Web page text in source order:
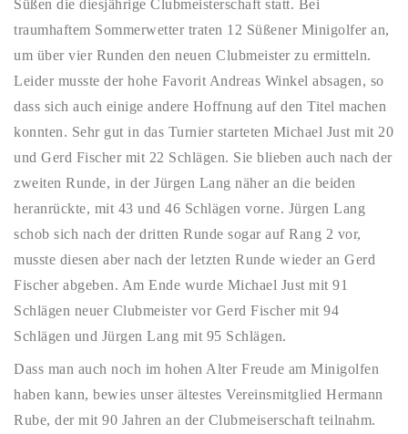
Süßen die diesjährige Clubmeisterschaft statt. Bei
traumhaftem Sommerwetter traten 12 Süßener Minigolfer an,
um über vier Runden den neuen Clubmeister zu ermitteln.
Leider musste der hohe Favorit Andreas Winkel absagen, so
dass sich auch einige andere Hoffnung auf den Titel machen
konnten. Sehr gut in das Turnier starteten Michael Just mit 20
und Gerd Fischer mit 22 Schlägen. Sie blieben auch nach der
zweiten Runde, in der Jürgen Lang näher an die beiden
heranrückte, mit 43 und 46 Schlägen vorne. Jürgen Lang
schob sich nach der dritten Runde sogar auf Rang 2 vor,
musste diesen aber nach der letzten Runde wieder an Gerd
Fischer abgeben. Am Ende wurde Michael Just mit 91
Schlägen neuer Clubmeister vor Gerd Fischer mit 94
Schlägen und Jürgen Lang mit 95 Schlägen.
Dass man auch noch im hohen Alter Freude am Minigolfen
haben kann, bewies unser ältestes Vereinsmitglied Hermann
Rube, der mit 90 Jahren an der Clubmeiserschaft teilnahm.